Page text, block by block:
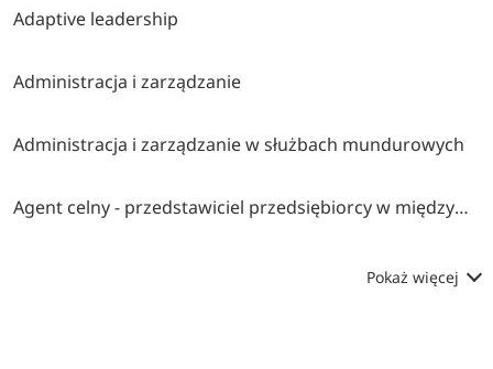
Adaptive leadership
Administracja i zarządzanie
Administracja i zarządzanie w służbach mundurowych
Agent celny - przedstawiciel przedsiębiorcy w międzynarodowym obrocie towarowym
Pokaż więcej